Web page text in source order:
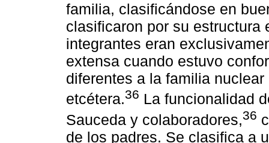
familia, clasificándose en
clasificaron por su estructura
integrantes eran
extensa cuando estuvo
diferentes a la familia
etcétera.36 La funcionalidad
Sauceda y colaboradores,36
de los padres. Se clasifica a